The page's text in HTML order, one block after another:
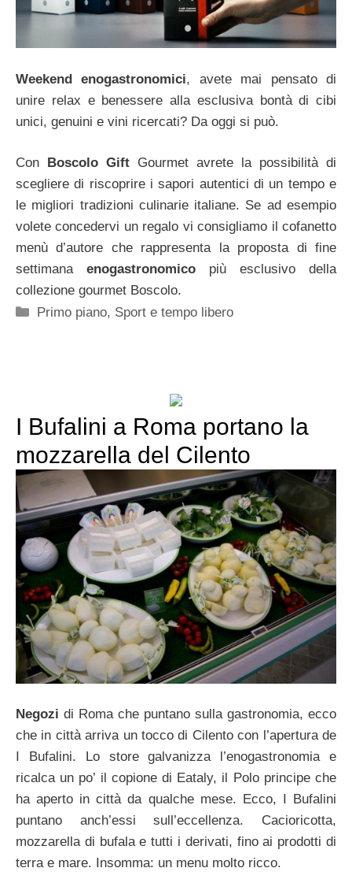
Weekend enogastronomici, avete mai pensato di
unire relax e benessere alla esclusiva bontà di cibi
unici, genuini e vini ricercati? Da oggi si può.
Con Boscolo Gift Gourmet avrete la possibilità di
scegliere di riscoprire i sapori autentici di un tempo e
le migliori tradizioni culinarie italiane. Se ad esempio
volete concedervi un regalo vi consigliamo il cofanetto
menù d’autore che rappresenta la proposta di fine
settimana enogastronomico più esclusivo della
collezione gourmet Boscolo.
Categorie
Primo piano, Sport e tempo libero
I Bufalini a Roma portano la
mozzarella del Cilento
Negozi di Roma che puntano sulla gastronomia, ecco
che in città arriva un tocco di Cilento con l’apertura de
I Bufalini. Lo store galvanizza l’enogastronomia e
ricalca un po’ il copione di Eataly, il Polo principe che
ha aperto in città da qualche mese. Ecco, I Bufalini
puntano anch’essi sull’eccellenza. Cacioricotta,
mozzarella di bufala e tutti i derivati, fino ai prodotti di
terra e mare. Insomma: un menu molto ricco.